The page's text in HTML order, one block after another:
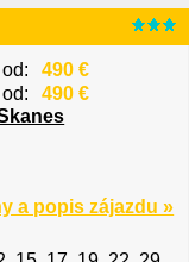
490 €
490 €
a popis zájazdu »